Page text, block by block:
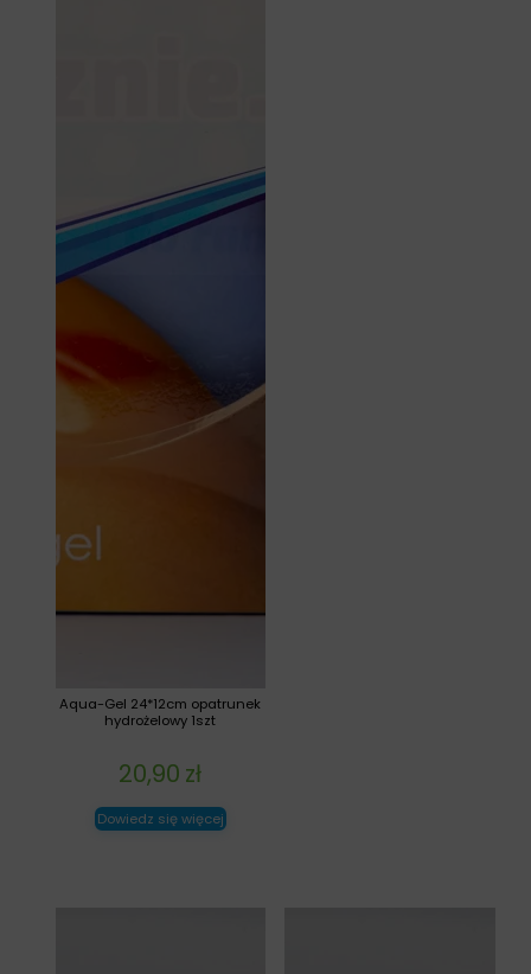
Aqua-Gel 24*12cm opatrunek
hydrożelowy 1szt
20,90 zł
Dowiedz się więcej